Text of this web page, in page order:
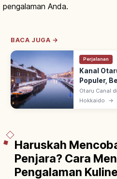
pengalaman Anda.
BACA JUGA →
Perjalanan
Kanal
Populer,
Berkunjung
Otaru Canal
dibuka 1923.
Hokkaido →
Haruskah
Penjara? Cara
Pengalaman